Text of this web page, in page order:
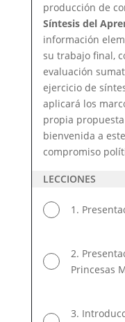
producción de
Síntesis del
información
su trabajo final,
evaluación
ejercicio de
aplicará los
propia
bienvenida a
compromiso
LECCIONES
1.
2.
Princesas
3.